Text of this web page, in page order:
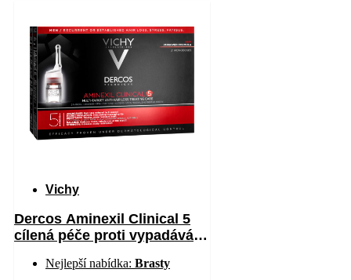
Vichy
Dercos Aminexil Clinical 5
cílená péče proti vypadávání
Nejlepší nabídka: Brasty